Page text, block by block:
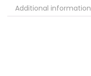
Additional information